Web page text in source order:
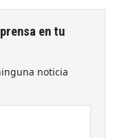
en tu
noticia